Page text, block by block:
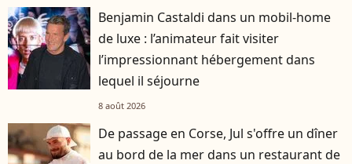
Benjamin Castaldi dans un mobil-home
de luxe : l’animateur fait visiter
l’impressionnant hébergement dans
lequel il séjourne
8 août 2026
De passage en Corse, Jul s'offre un dîner
au bord de la mer dans un restaurant de